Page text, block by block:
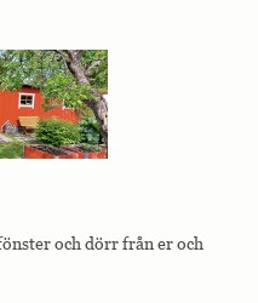
och dörr från er och